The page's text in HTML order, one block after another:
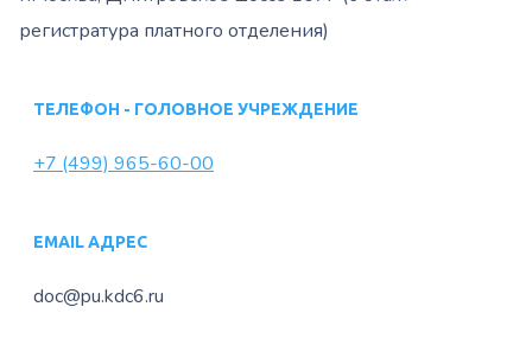
регистратура платного отделения)
ТЕЛЕФОН - ГОЛОВНОЕ УЧРЕЖДЕНИЕ
+7 (499) 965-60-00
EMAIL АДРЕС
doc@pu.kdc6.ru